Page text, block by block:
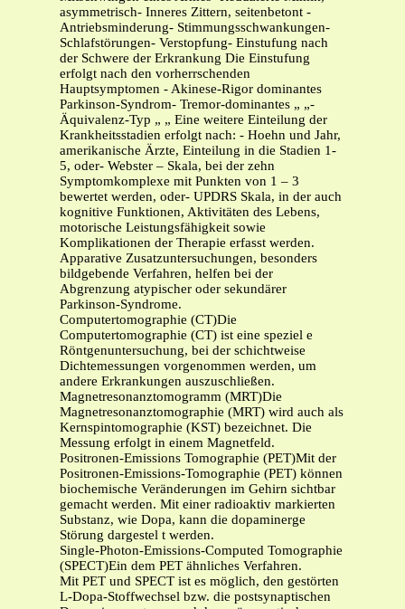
asymmetrisch- Inneres Zittern, seitenbetont -
Antriebsminderung- Stimmungsschwankungen-
Schlafstörungen- Verstopfung- Einstufung nach
der Schwere der Erkrankung Die Einstufung
erfolgt nach den vorherrschenden
Hauptsymptomen - Akinese-Rigor dominantes
Parkinson-Syndrom- Tremor-dominantes „ „-
Äquivalenz-Typ „ „ Eine weitere Einteilung der
Krankheitsstadien erfolgt nach: - Hoehn und Jahr,
amerikanische Ärzte, Einteilung in die Stadien 1-
5, oder- Webster – Skala, bei der zehn
Symptomkomplexe mit Punkten von 1 – 3
bewertet werden, oder- UPDRS Skala, in der auch
kognitive Funktionen, Aktivitäten des Lebens,
motorische Leistungsfähigkeit sowie
Komplikationen der Therapie erfasst werden.
Apparative Zusatzuntersuchungen, besonders
bildgebende Verfahren, helfen bei der
Abgrenzung atypischer oder sekundärer
Parkinson-Syndrome.
Computertomographie (CT)Die
Computertomographie (CT) ist eine speziel e
Röntgenuntersuchung, bei der schichtweise
Dichtemessungen vorgenommen werden, um
andere Erkrankungen auszuschließen.
Magnetresonanztomogramm (MRT)Die
Magnetresonanztomographie (MRT) wird auch als
Kernspintomographie (KST) bezeichnet. Die
Messung erfolgt in einem Magnetfeld.
Positronen-Emissions Tomographie (PET)Mit der
Positronen-Emissions-Tomographie (PET) können
biochemische Veränderungen im Gehirn sichtbar
gemacht werden. Mit einer radioaktiv markierten
Substanz, wie Dopa, kann die dopaminerge
Störung dargestel t werden.
Single-Photon-Emissions-Computed Tomographie
(SPECT)Ein dem PET ähnliches Verfahren.
Mit PET und SPECT ist es möglich, den gestörten
L-Dopa-Stoffwechsel bzw. die postsynaptischen